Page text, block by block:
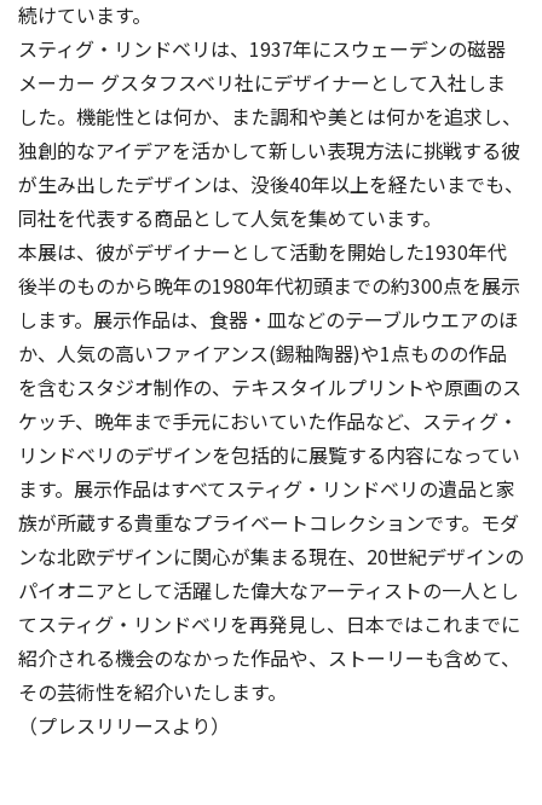
続けています。
スティグ・リンドベリは、1937年にスウェーデンの磁器
メーカー グスタフスベリ社にデザイナーとして入社しま
した。機能性とは何か、また調和や美とは何かを追求し、
独創的なアイデアを活かして新しい表現⽅法に挑戦する彼
が生み出したデザインは、没後40年以上を経たいまでも、
同社を代表する商品として人気を集めています。
本展は、彼がデザイナーとして活動を開始した1930年代
後半のものから晩年の1980年代初頭までの約300点を展示
します。展⽰作品は、食器・皿などのテーブルウエアのほ
か、人気の高いファイアンス(錫釉陶器)や1点ものの作品
を含むスタジオ制作の、テキスタイルプリントや原画のス
ケッチ、晩年まで手元においていた作品など、スティグ・
リンドベリのデザインを包括的に展覧する内容になってい
ます。展示作品はすべてスティグ・リンドベリの遺品と家
族が所蔵する貴重なプライベートコレクションです。モダ
ンな北欧デザインに関⼼が集まる現在、20世紀デザインの
パイオニアとして活躍した偉⼤なアーティストの⼀⼈とし
てスティグ・リンドベリを再発⾒し、⽇本ではこれまでに
紹介される機会のなかった作品や、ストーリーも含めて、
その芸術性を紹介いたします。
（プレスリリースより）